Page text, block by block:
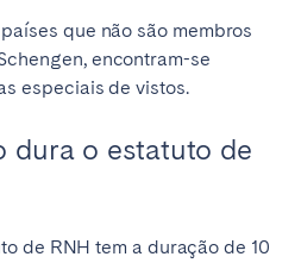
que não são membros
encontram-se
especiais de vistos.
dura o estatuto de
de RNH tem a duração de 10